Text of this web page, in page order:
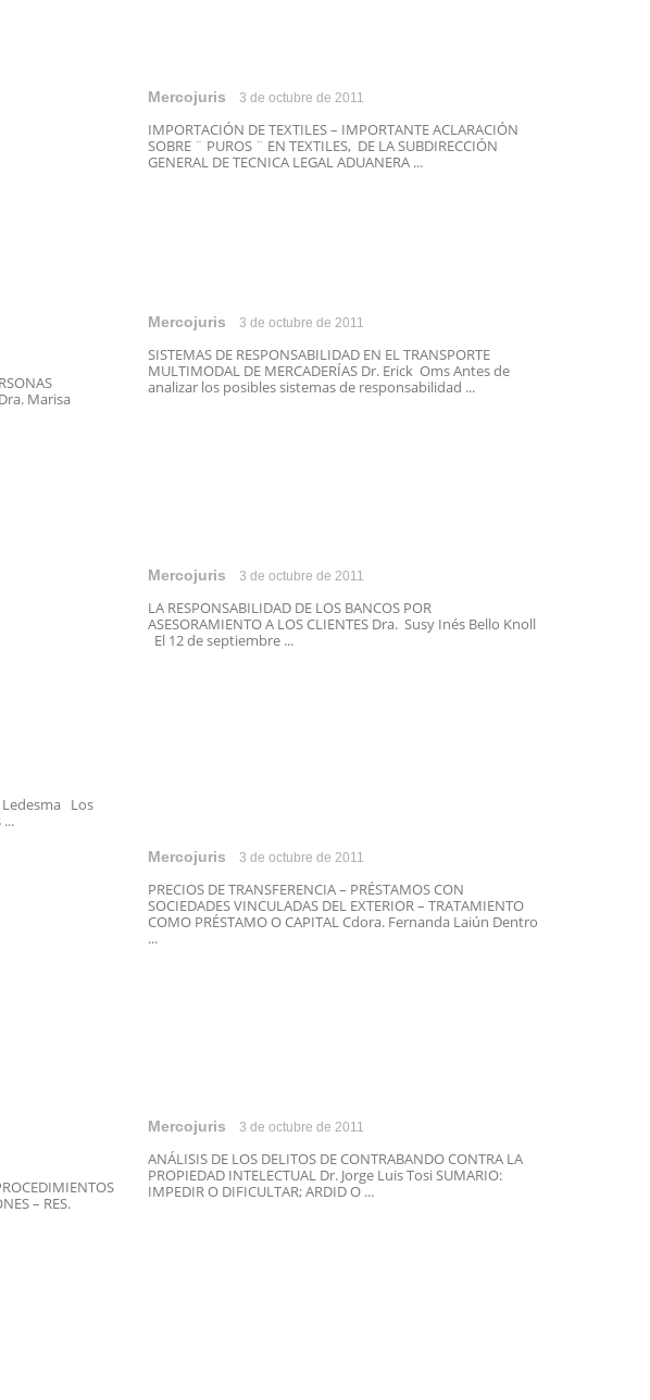
Mercojuris 3 de octubre de 2011
IMPORTACIÓN DE TEXTILES – IMPORTANTE ACLARACIÓN
SOBRE ¨ PUROS ¨ EN TEXTILES, DE LA SUBDIRECCIÓN
GENERAL DE TECNICA LEGAL ADUANERA ...
Marisa
Mercojuris 3 de octubre de 2011
SISTEMAS DE RESPONSABILIDAD EN EL TRANSPORTE
MULTIMODAL DE MERCADERÍAS Dr. Erick Oms Antes de
analizar los posibles sistemas de responsabilidad ...
Mercojuris 3 de octubre de 2011
LA RESPONSABILIDAD DE LOS BANCOS POR
ASESORAMIENTO A LOS CLIENTES Dra. Susy Inés Bello Knoll
El 12 de septiembre ...
Ledesma Los
Mercojuris 3 de octubre de 2011
PRECIOS DE TRANSFERENCIA – PRÉSTAMOS CON
SOCIEDADES VINCULADAS DEL EXTERIOR – TRATAMIENTO
COMO PRÉSTAMO O CAPITAL Cdora. Fernanda Laiún Dentro
...
– RES.
Mercojuris 3 de octubre de 2011
ANÁLISIS DE LOS DELITOS DE CONTRABANDO CONTRA LA
PROPIEDAD INTELECTUAL Dr. Jorge Luis Tosi SUMARIO:
IMPEDIR O DIFICULTAR; ARDID O ...